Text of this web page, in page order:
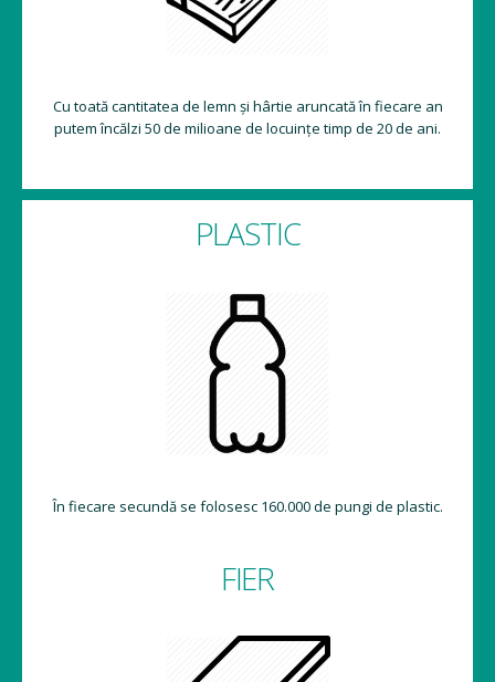
Cu toată cantitatea de lemn și hârtie aruncată în fiecare an
putem încălzi 50 de milioane de locuințe timp de 20 de ani.
PLASTIC
În fiecare secundă se folosesc 160.000 de pungi de plastic.
FIER